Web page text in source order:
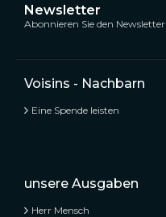
Newsletter
Abonnieren Sie den Newsletter
Voisins - Nachbarn
Eine Spende leisten
unsere Ausgaben
Herr Mensch